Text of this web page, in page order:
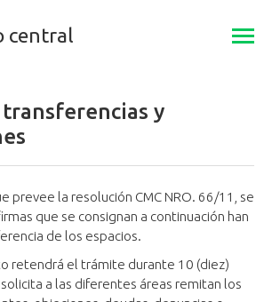
central
y
prevee la resolución CMC NRO. 66/11, se
que se consignan a continuación han
de los espacios.
retendrá el trámite durante 10 (diez)
a las diferentes áreas remitan los